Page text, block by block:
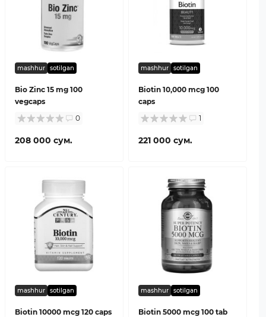
mashhur sotilgan
Bio Zinc 15 mg 100
vegcaps
0
208 000 сум.
mashhur sotilgan
Biotin 10,000 mcg 100
caps
1
221 000 сум.
mashhur sotilgan
Biotin 10000 mcg 120 caps
mashhur sotilgan
Biotin 5000 mcg 100 tab